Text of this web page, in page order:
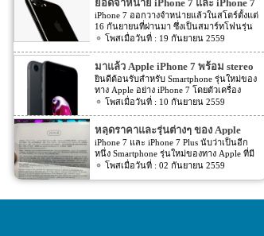
กุศลของ iGadget ซึ่งปกติแล้ว การปรับแต่ง
Apple จะให้บริษัทข้างนอกช่วยในการปรับ
แต่งให้ แต่บอดี้นี้สีนี้ Apple ลงแรงปรับแต่งเอง
สีแดงอันร้อนแรง Apple จะจับความร้อนแรง
ลงไปใน iPhone 7 และ iPhone 7 Plus ทาง
บริษัท Apple ได้กำหนดวันจำหน่ายในวันศุกร์
ที่ 24 มีนาคม 2560 ที่จะถึงนี้ เวลาในการเปิด
ขายเป็นเวลาช่วงเช้าประมาณ 8.01 น. (เป็น
เวลาในฝั่งประเทศแถบแปซิฟิก) การเปิดตัว
AMOLED นั้นจะมาภายในปี 2018 โดยล่าสุด
นั้นก็มีข่าวของ iPad รุ่นใหม่ออกมาอีกครั้ง
สำหรับข่าวล่าสุดของ iPad 10.5 นิ้ว รุ่นใหม่
ของทาง Apple นั้นระบุว่าทาง Apple นั้นจะ
เริ่มผลิต tablet รุ่นใหม่ภายในเดือนหน้า ซึ่งนั้น
หมายความว่า tablet รุ่นใหม่ๆ นั้นน่าจะถูกเปิด
ตัวออกมาในช่วง 3 เดือนแรกของปี 2017
นั่นเอง อีกทั้งรายละเอียดยังได้ระบุออกมาอีก
ว่า iPad 2 รุ่นใหม่อย่าง 10.5″ iPad และรุ่น
12.9 นิ้ว นั้นน่าจะถูกเปิดตัวออกมาพร้อมๆ
กัน โดยทั้ง 2 รุ่นนั้นจะถูกขับเคลื่อนตัวเครื่อง
ด้วย chipset อย่าง Apple A10X โดยรุ่น 10.5
นิ้วนั้นคาดการณ์กันว่าน่าจะขายได้ […]
ยอดจำหน่าย iPhone 7 และ iPhone 7
Plus ทำลายสถิติเดิมของ iPhone รุ่น
ก่อนหน้า
iPhone 7 ออกวางจำหน่ายแล้วในสโตร์ตั้งแต่
16 กันยายนที่ผ่านมา ซึ่งเป็นสมาร์ทโฟนรุ่น
เรือธงที่จะเปิดตัวใน 28 ประเทศก่อนจะวาง
ความสนใจจากดีไซน์ใหม่ที่มีการรวมปุ่ม
Home เอาไว้ที่หน้าจอและมีฟีเจอร์การทำงาน
ต่างๆที่เพิ่มขึ้นมาหลายอย่างทำให้มันเป็นที่
ต้องการอย่างมากของเหล่าสาวก Apple ทำให้
iPhone 7 Plus รุ่นตัวเครื่องกันน้ำสีดำ Jet
Black ถูกจับจองไปอย่างรวดเร็วจนทำให้ของ
หายากขึ้นในตลาดขณะนี้ ซึ่งก็ตรงกับที่ T-
Mobile ออกมาแถลงข่าวก่อนหน้านี้ว่าไม่เคย
เห็นยอดการสั่งซื้อล่วงหน้าที่มากขนาดนี้มา
ก่อน นับว่าเป็นการทำลายสถิติยอดสั่งซื้อของ
iPhone 6 และ 6 Plus ด้วยยอดขายมากกว่า 4
เท่าในเวลาเท่ากัน สิ่งหนึ่งที่น่าสนใจใน
19 กันยายน 2559
มาแล้ว Apple iPhone 7 พร้อม stereo
speakers และ water resistance
ยินดีต้อนรับสำหรับ Smartphone รุ่นใหม่ของ
ทาง Apple อย่าง iPhone 7 โดยตัวเครื่อง
iPhone 7 รุ่นใหม่ของทาง Apple นั้นได้มีการ
อย่างไรนั้นเราไปดูกันเลยดีกว่า iPhone 7 มา
พร้อมกับระบบป้องกันน้ำหรือ water และ
dust-resistant อย่าง IP67 โดยจะสามารถ
ป้องกันได้นั้นระยะประมาณ 30 นาทีในความ
ลึกประมาณ 1 เมตร โดยตัวเครื่องของ iPhone
7 นี้นั้นได้มีการปรับเปลี่ยนเล็กน้อย โดยใน
บนสุดของตัวเครื่องและทางด้านล่างสุดของ
10 กันยายน 2559
หลุดราคาและรุ่นต่างๆ ของ Apple
iPhone 7 และ iPhone 7 Plus
iPhone 7 และ iPhone 7 Plus นับว่าเป็นอีก
หนึ่ง Smartphone รุ่นใหม่ของทาง Apple ที่มี
กำหนดที่จะเปิดตัวออกมาในอีกไม่นานนี้ โดย
ก่อนหน้านี้ยังมีข่าวของ iPhone 7 และ iPhone
02 กันยายน 2559